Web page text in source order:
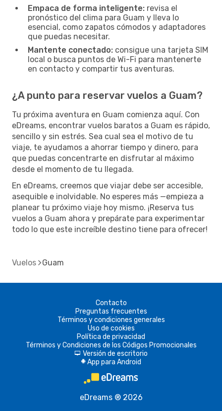
Empaca de forma inteligente: revisa el
pronóstico del clima para Guam y lleva lo
esencial, como zapatos cómodos y adaptadores
que puedas necesitar.
Mantente conectado: consigue una tarjeta SIM
local o busca puntos de Wi-Fi para mantenerte
en contacto y compartir tus aventuras.
¿A punto para reservar vuelos a Guam?
Tu próxima aventura en Guam comienza aquí. Con
eDreams, encontrar vuelos baratos a Guam es rápido,
sencillo y sin estrés. Sea cual sea el motivo de tu
viaje, te ayudamos a ahorrar tiempo y dinero, para
que puedas concentrarte en disfrutar al máximo
desde el momento de tu llegada.
En eDreams, creemos que viajar debe ser accesible,
asequible e inolvidable. No esperes más —empieza a
planear tu próximo viaje hoy mismo. ¡Reserva tus
vuelos a Guam ahora y prepárate para experimentar
todo lo que este increíble destino tiene para ofrecer!
Vuelos Guam
Contacto
Preguntas frecuentes
Términos y condiciones generales
Uso de cookies
Política de privacidad
Términos y Condiciones de los Códigos Promocionales
d Versión de escritorio
A App para Android
eDreams ® 2026